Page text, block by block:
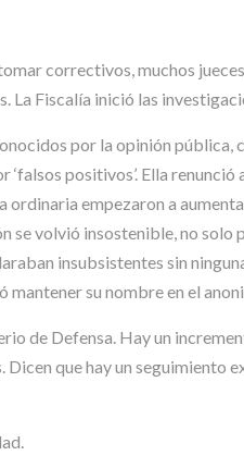
correctivos, muchos
La Fiscalía inició las
por la opinión pública,
positivos’. Ella renunció
ordinaria empezaron a
volvió insostenible, no solo
insubsistentes sin
mantener su nombre en el
de Defensa. Hay un
que hay un seguimiento